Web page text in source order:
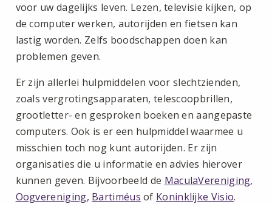
voor uw dagelijks leven. Lezen, televisie kijken, op
de computer werken, autorijden en fietsen kan
lastig worden. Zelfs boodschappen doen kan
problemen geven.
Er zijn allerlei hulpmiddelen voor slechtzienden,
zoals vergrotingsapparaten, telescoopbrillen,
grootletter- en gesproken boeken en aangepaste
computers. Ook is er een hulpmiddel waarmee u
misschien toch nog kunt autorijden. Er zijn
organisaties die u informatie en advies hierover
kunnen geven. Bijvoorbeeld de MaculaVereniging,
Oogvereniging, Bartiméus of Koninklijke Visio.